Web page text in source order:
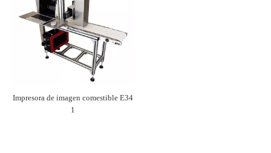
Impresora de imagen comestible E34
1